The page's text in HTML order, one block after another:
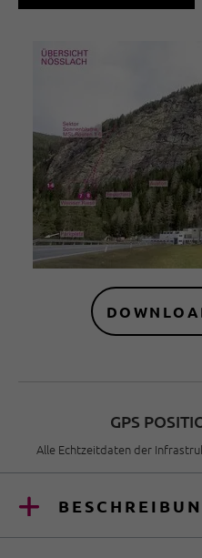
GPS
Alle Echtzeitdaten der